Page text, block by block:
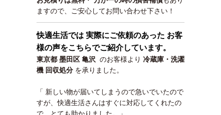
ますので、ご安心してお問い合わせ下さい！
快適生活では 実際にご依頼のあった お客
様の声をこちらでご紹介しています。
東京都 墨田区 亀沢 のお客様より 冷蔵庫・洗濯
機 回収処分 を承りました。
「 新しい物が届いてしまうので急いでいたので
すが、快適生活さんはすぐに対応してくれたの